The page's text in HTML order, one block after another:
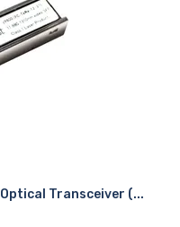
Optical Transceiver (...